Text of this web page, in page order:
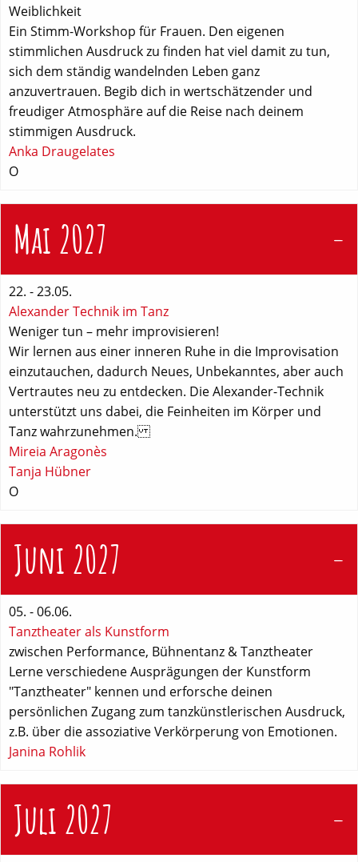
Weiblichkeit
Ein Stimm-Workshop für Frauen. Den eigenen
stimmlichen Ausdruck zu finden hat viel damit zu tun,
sich dem ständig wandelnden Leben ganz
anzuvertrauen. Begib dich in wertschätzender und
freudiger Atmosphäre auf die Reise nach deinem
stimmigen Ausdruck.
Anka Draugelates
O
Mai 2027
22. - 23.05.
Alexander Technik im Tanz
Weniger tun – mehr improvisieren!
Wir lernen aus einer inneren Ruhe in die Improvisation
einzutauchen, dadurch Neues, Unbekanntes, aber auch
Vertrautes neu zu entdecken. Die Alexander-Technik
unterstützt uns dabei, die Feinheiten im Körper und
Tanz wahrzunehmen.
Mireia Aragonès
Tanja Hübner
O
Juni 2027
05. - 06.06.
Tanztheater als Kunstform
zwischen Performance, Bühnentanz & Tanztheater
Lerne verschiedene Ausprägungen der Kunstform
"Tanztheater" kennen und erforsche deinen
persönlichen Zugang zum tanzkünstlerischen Ausdruck,
z.B. über die assoziative Verkörperung von Emotionen.
Janina Rohlik
Juli 2027